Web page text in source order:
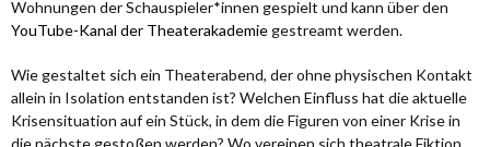
Wohnungen der Schauspieler*innen gespielt und kann über den
YouTube-Kanal der Theaterakademiegestreamt werden.
Wie gestaltet sich ein Theaterabend, der ohne physischen Kontakt
allein in Isolation entstanden ist? Welchen Einfluss hat die aktuelle
Krisensituation auf ein Stück, in dem die Figuren von einer Krise in
die nächste gestoßen werden? Wo vereinen sich theatrale Fiktion